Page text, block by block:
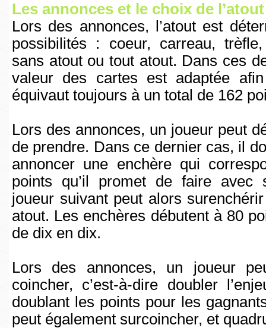
Les annonces et le choix de l’atout
Lors des annonces, l’atout est
possibilités : coeur, carreau,
sans atout ou tout atout. Dans ces
valeur des cartes est adaptée
équivaut toujours à un total de 162
Lors des annonces, un joueur peut
de prendre. Dans ce dernier cas, il
annoncer une enchère qui
points qu’il promet de faire avec
joueur suivant peut alors
atout. Les enchères débutent à 80
de dix en dix.
Lors des annonces, un joueur
coincher, c’est-à-dire doubler
doublant les points pour les
peut également surcoincher, et